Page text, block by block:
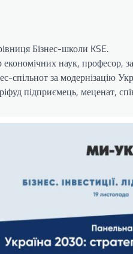
Бізнес-школи KSE.
наук, професор,
спільнот за модернізацію
підприємець, меценат,